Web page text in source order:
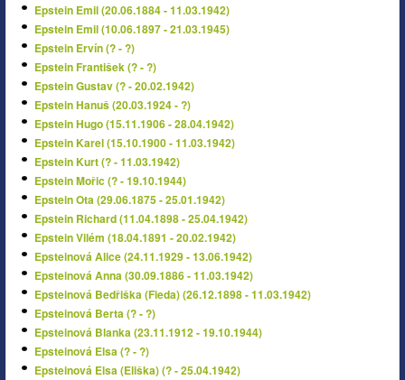
Epstein Emil (20.06.1884 - 11.03.1942)
Epstein Emil (10.06.1897 - 21.03.1945)
Epstein Ervín (? - ?)
Epstein František (? - ?)
Epstein Gustav (? - 20.02.1942)
Epstein Hanuš (20.03.1924 - ?)
Epstein Hugo (15.11.1906 - 28.04.1942)
Epstein Karel (15.10.1900 - 11.03.1942)
Epstein Kurt (? - 11.03.1942)
Epstein Mořic (? - 19.10.1944)
Epstein Ota (29.06.1875 - 25.01.1942)
Epstein Richard (11.04.1898 - 25.04.1942)
Epstein Vilém (18.04.1891 - 20.02.1942)
Epsteinová Alice (24.11.1929 - 13.06.1942)
Epsteinová Anna (30.09.1886 - 11.03.1942)
Epsteinová Bedřiška (Fieda) (26.12.1898 - 11.03.1942)
Epsteinová Berta (? - ?)
Epsteinová Blanka (23.11.1912 - 19.10.1944)
Epsteinová Elsa (? - ?)
Epsteinová Elsa (Eliška) (? - 25.04.1942)